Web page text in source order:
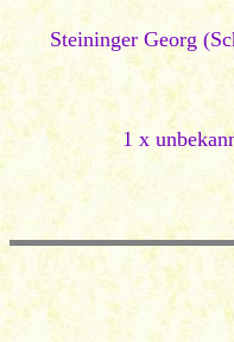
Steininger Georg
1 x